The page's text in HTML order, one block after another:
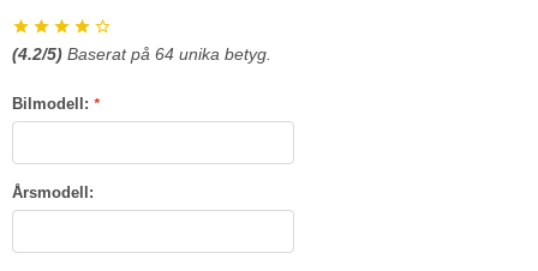
(4.2/5) Baserat på 64 unika betyg.
Bilmodell: *
Årsmodell: